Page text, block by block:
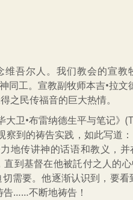
吾尔人。我们教会的宣教
工。宣教副牧师本吉•拉
之民传福音的巨大热情。
卫•布雷纳德生平与笔记》
到的祷告实践，如此写道
地传讲神的话语和教义，
到基督在他被託付之人的
需要。他逐渐认识到，要
告……不断地祷告！